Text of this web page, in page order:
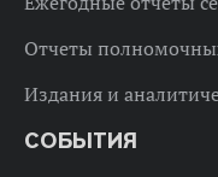
Отчеты
Издания и
СОБЫТИЯ